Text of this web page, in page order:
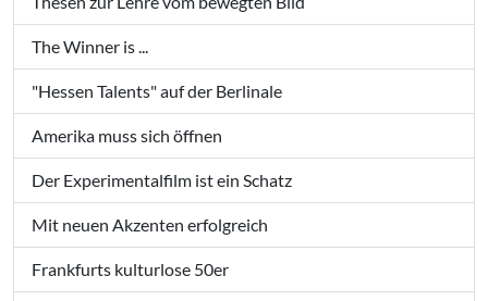
The Winner is ...
"Hessen Talents" auf der Berlinale
Amerika muss sich öffnen
Der Experimentalfilm ist ein Schatz
Mit neuen Akzenten erfolgreich
Frankfurts kulturlose 50er